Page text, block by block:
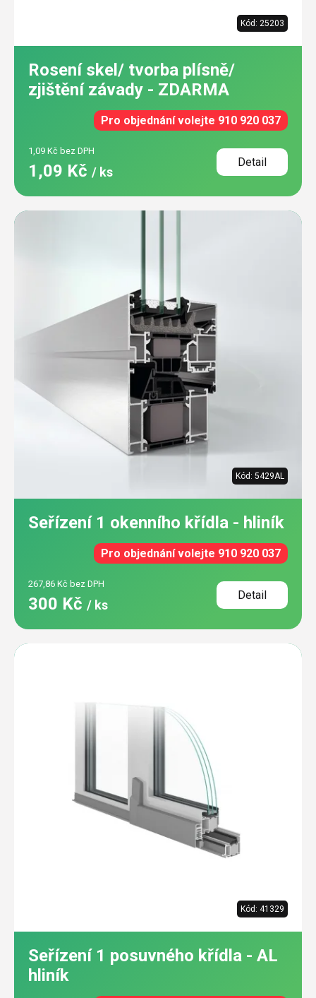
Kód: 25203
Rosení skel/ tvorba plísně/
zjištění závady - ZDARMA
Pro objednání volejte 910 920 037
1,09 Kč bez DPH
1,09 Kč / ks
Detail
Kód: 5429AL
Seřízení 1 okenního křídla - hliník
Pro objednání volejte 910 920 037
267,86 Kč bez DPH
300 Kč / ks
Detail
Kód: 41329
Seřízení 1 posuvného křídla - AL
hliník